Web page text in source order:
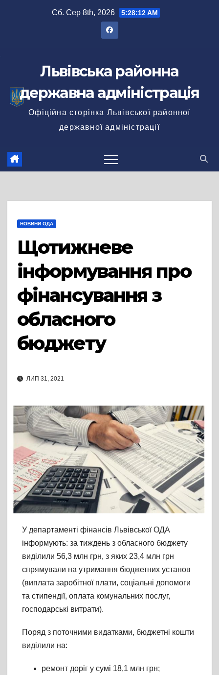
Сб. Сер 8th, 2026 5:28:12 AM
Львівська районна
державна адміністрація
Офіційна сторінка Львівської районної
державної адміністрації
НОВИНИ ОДА
Щотижневе
інформування про
фінансування з
обласного
бюджету
ЛИП 31, 2021
У департаменті фінансів Львівської ОДА
інформують: за тиждень з обласного бюджету
виділили 56,3 млн грн, з яких 23,4 млн грн
спрямували на утримання бюджетних установ
(виплата заробітної плати, соціальні допомоги
та стипендії, оплата комунальних послуг,
господарські витрати).
Поряд з поточними видатками, бюджетні кошти
виділили на:
ремонт доріг у сумі 18,1 млн грн;